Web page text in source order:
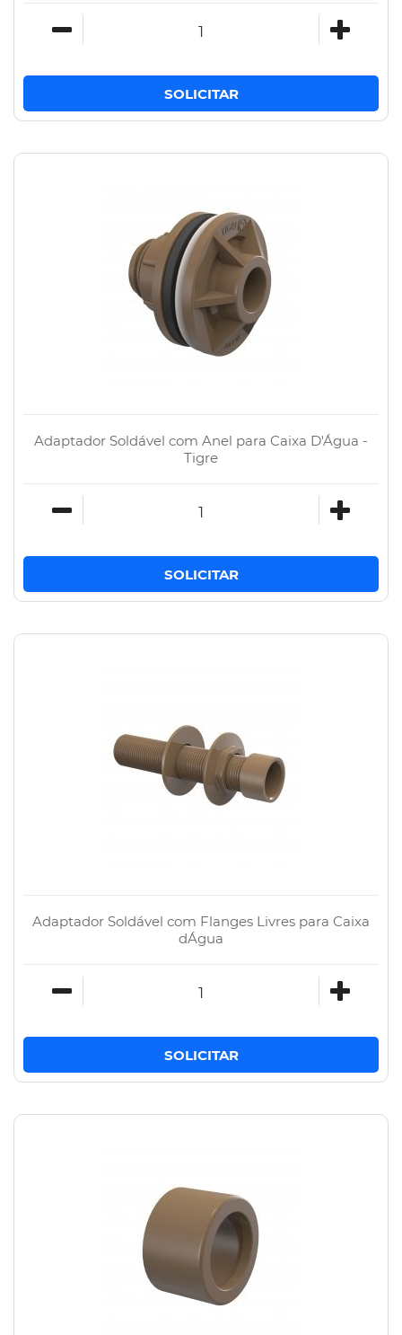
Adaptador Soldável com Anel para Caixa D'Água -
Tigre
Adaptador Soldável com Flanges Livres para Caixa
dÁgua